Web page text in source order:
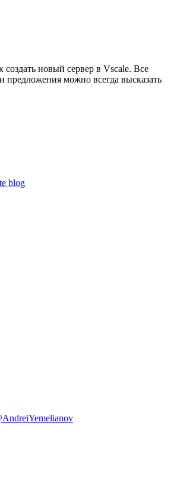
создать новый сервер в Vscale. Все
предложения можно всегда высказать
blog